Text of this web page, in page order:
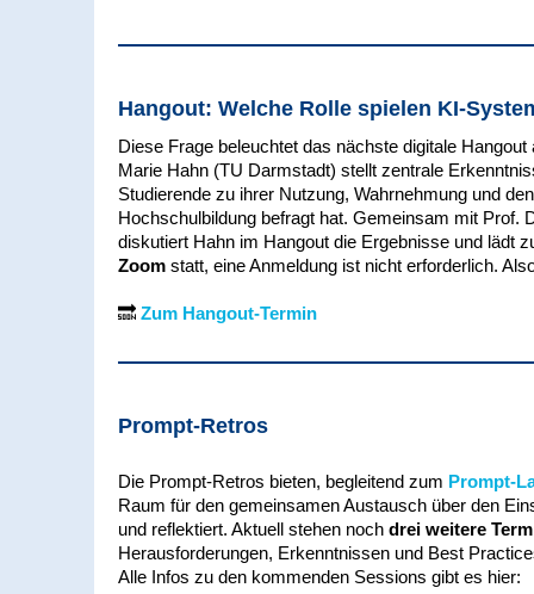
Hangout: Welche Rolle spielen KI-
Diese Frage beleuchtet das nächste digitale
Marie Hahn (TU Darmstadt) stellt zentrale
Studierende zu ihrer Nutzung, Wahrnehmung und
Hochschulbildung befragt hat. Gemeinsam mit Prof.
diskutiert Hahn im Hangout die Ergebnisse und lädt
Zoomstatt, eine Anmeldung ist nicht erforderlich.
🔜 Zum Hangout-Termin
Prompt-Retros
Die Prompt-Retros bieten, begleitend zum Prompt-
Raum für den gemeinsamen Austausch über den
und reflektiert. Aktuell stehen noch drei weitere
Herausforderungen, Erkenntnissen und Best
Alle Infos zu den kommenden Sessions gibt es hier: